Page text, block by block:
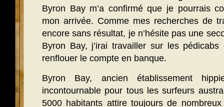
Byron Bay m’a confirmé que je pourrais
mon arrivée. Comme mes recherches de
encore sans résultat, je n’hésite pas une
Byron Bay, j’irai travailler sur les
renflouer le compte en banque.
Byron Bay, ancien établissement
incontournable pour tous les surfeurs
5000 habitants attire toujours de